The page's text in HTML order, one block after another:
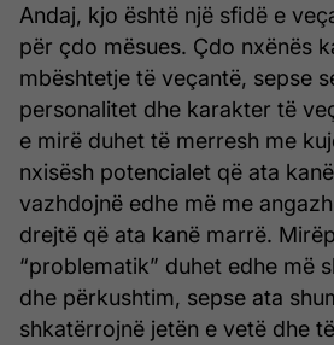
Andaj, kjo është një sfidë e
për çdo mësues. Çdo nxënës
mbështetje të veçantë, sepse
personalitet dhe karakter të
e mirë duhet të merresh me
nxisësh potencialet që ata
vazhdojnë edhe më me
drejtë që ata kanë marrë.
“problematik” duhet edhe më
dhe përkushtim, sepse ata
shkatërrojnë jetën e vetë dhe